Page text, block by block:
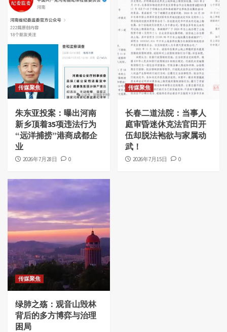
传媒聚焦
朱东亚投案：曝出河南
新乡顶着35项违法行为
“远洋捕捞”港商成都企
业
2026年7月28日 0
传媒聚焦
长春二道法院：当事人
庭审昏迷休克法官田开
伍却脱法袍欲与家属动
武！
2026年7月15日 0
传媒聚焦
绿肺之殇：观音山毁林
背后的多方博弈与治理
困局